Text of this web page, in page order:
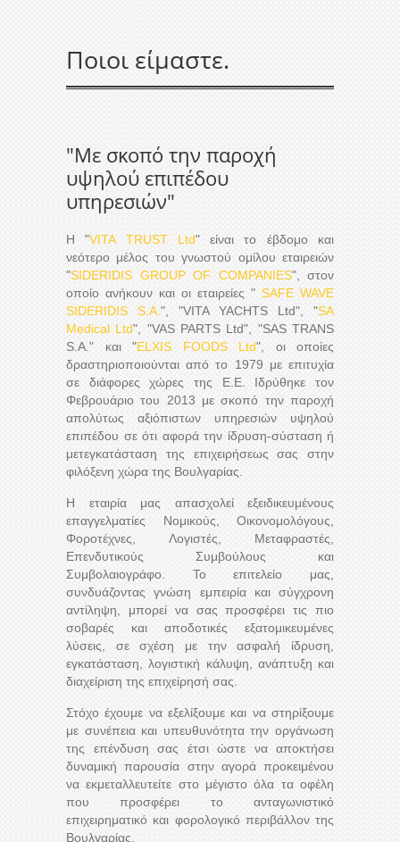
Ποιοι είμαστε.
"Με σκοπό την παροχή
υψηλού επιπέδου
υπηρεσιών"
Η "VITA TRUST Ltd" είναι το έβδομο και
νεότερο μέλος του γνωστού ομίλου εταιρειών
"SIDERIDIS GROUP OF COMPANIES", στον
οποίο ανήκουν και οι εταιρείες " SAFE WAVE
SIDERIDIS S.A. ", "VITA YACHTS Ltd", "SA
Medical Ltd", "VAS PARTS Ltd", "SAS TRANS
S.A." και "ELXIS FOODS Ltd", οι οποίες
δραστηριοποιούνται από το 1979 με επιτυχία
σε διάφορες χώρες της Ε.Ε. Ιδρύθηκε τον
Φεβρουάριο του 2013 με σκοπό την παροχή
απολύτως αξιόπιστων υπηρεσιών υψηλού
επιπέδου σε ότι αφορά την ίδρυση-σύσταση ή
μετεγκατάσταση της επιχειρήσεως σας στην
φιλόξενη χώρα της Βουλγαρίας.
Η εταιρία μας απασχολεί εξειδικευμένους
επαγγελματίες Νομικούς, Οικονομολόγους,
Φοροτέχνες, Λογιστές, Μεταφραστές,
Επενδυτικούς Συμβούλους και
Συμβολαιογράφο. Το επιτελείο μας,
συνδυάζοντας γνώση εμπειρία και σύγχρονη
αντίληψη, μπορεί να σας προσφέρει τις πιο
σοβαρές και αποδοτικές εξατομικευμένες
λύσεις, σε σχέση με την ασφαλή ίδρυση,
εγκατάσταση, λογιστική κάλυψη, ανάπτυξη και
διαχείριση της επιχείρησή σας.
Στόχο έχουμε να εξελίξουμε και να στηρίξουμε
με συνέπεια και υπευθυνότητα την οργάνωση
της επένδυση σας έτσι ώστε να αποκτήσει
δυναμική παρουσία στην αγορά προκειμένου
να εκμεταλλευτείτε στο μέγιστο όλα τα οφέλη
που προσφέρει το ανταγωνιστικό
επιχειρηματικό και φορολογικό περιβάλλον της
Βουλγαρίας.